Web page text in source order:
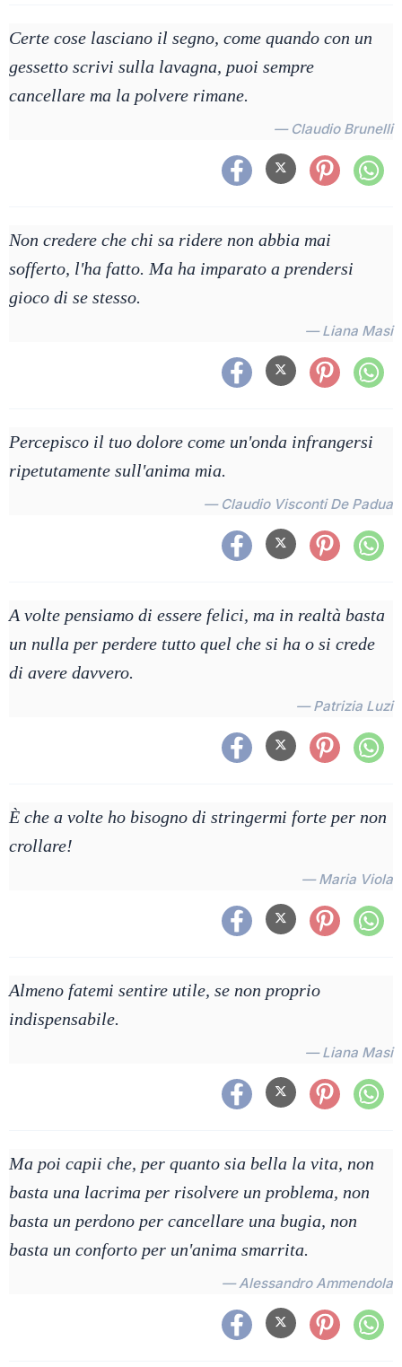
Certe cose lasciano il segno, come quando con un
gessetto scrivi sulla lavagna, puoi sempre
cancellare ma la polvere rimane.
— Claudio Brunelli
Non credere che chi sa ridere non abbia mai
sofferto, l'ha fatto. Ma ha imparato a prendersi
gioco di se stesso.
— Liana Masi
Percepisco il tuo dolore come un'onda infrangersi
ripetutamente sull'anima mia.
— Claudio Visconti De Padua
A volte pensiamo di essere felici, ma in realtà basta
un nulla per perdere tutto quel che si ha o si crede
di avere davvero.
— Patrizia Luzi
È che a volte ho bisogno di stringermi forte per non
crollare!
— Maria Viola
Almeno fatemi sentire utile, se non proprio
indispensabile.
— Liana Masi
Ma poi capii che, per quanto sia bella la vita, non
basta una lacrima per risolvere un problema, non
basta un perdono per cancellare una bugia, non
basta un conforto per un'anima smarrita.
— Alessandro Ammendola